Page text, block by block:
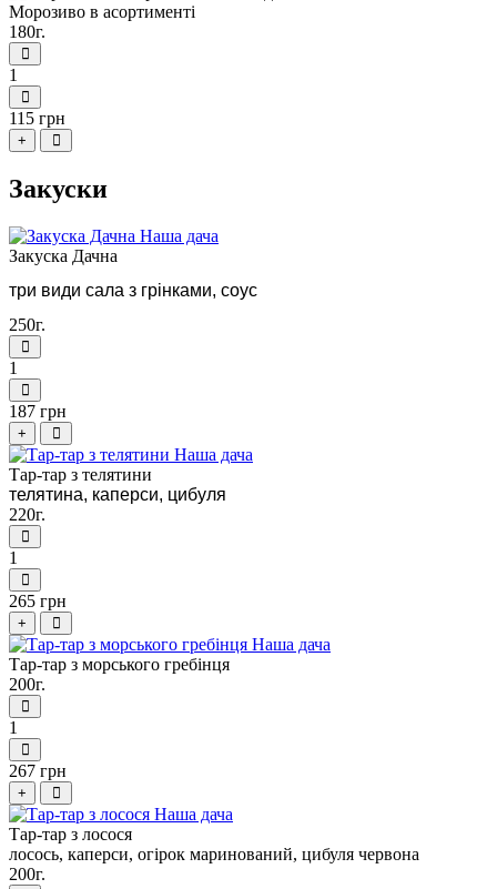
Морозиво в асортименті
180г.
1
115 грн
+
Закуски
Закуска Дачна
три види сала з грінками, соус
250г.
1
187 грн
+
Тар-тар з телятини
телятина, каперси, цибуля
220г.
1
265 грн
+
Тар-тар з морського гребінця
200г.
1
267 грн
+
Тар-тар з лосося
лосось, каперси, огірок маринований, цибуля червона
200г.